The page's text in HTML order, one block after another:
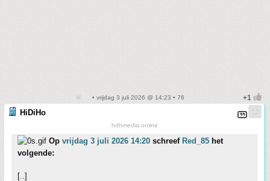
• vrijdag 3 juli 2026 @ 14:23 • 76
HiDiHo
hdhmedia.online
Op vrijdag 3 juli 2026 14:20 schreef Red_85 het
volgende:
[..]